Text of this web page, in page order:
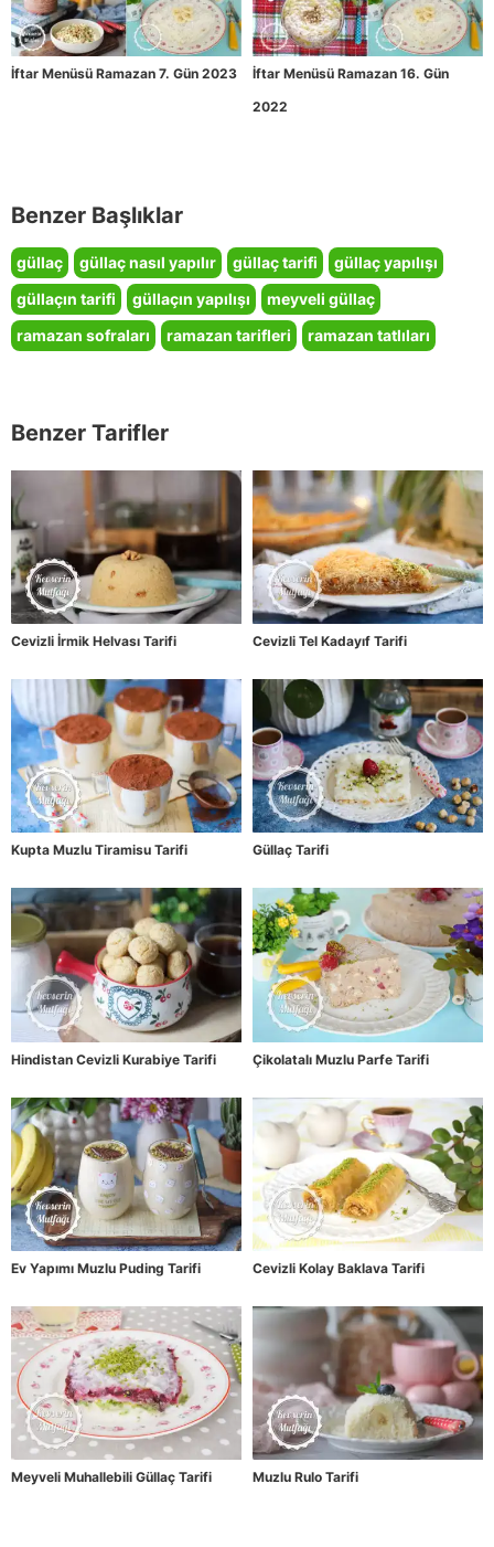
İftar Menüsü Ramazan 7. Gün 2023
İftar Menüsü Ramazan 16. Gün
2022
Benzer Başlıklar
güllaç güllaç nasıl yapılır güllaç tarifi
güllaç yapılışı
güllaçın tarifi
güllaçın yapılışı
meyveli güllaç
ramazan sofraları
ramazan tarifleri ramazan tatlıları
Benzer Tarifler
Cevizli İrmik Helvası Tarifi Cevizli Tel Kadayıf Tarifi
Kupta Muzlu Tiramisu Tarifi Güllaç Tarifi
Hindistan Cevizli Kurabiye Tarifi Çikolatalı Muzlu Parfe Tarifi
Ev Yapımı Muzlu Puding Tarifi Cevizli Kolay Baklava Tarifi
Meyveli Muhallebili Güllaç Tarifi Muzlu Rulo Tarifi